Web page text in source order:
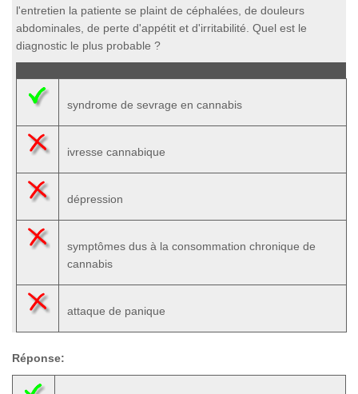
l'entretien la patiente se plaint de céphalées, de douleurs
abdominales, de perte d'appétit et d'irritabilité. Quel est le
diagnostic le plus probable ?
syndrome de sevrage en cannabis
ivresse cannabique
dépression
symptômes dus à la consommation chronique de
cannabis
attaque de panique
Réponse: